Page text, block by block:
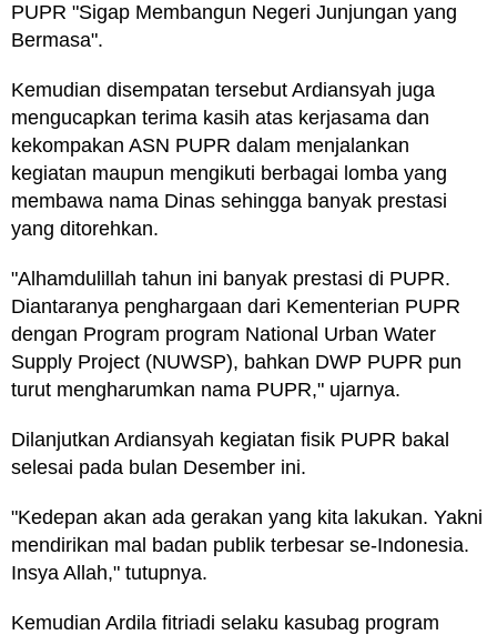
PUPR "Sigap Membangun Negeri Junjungan yang
Bermasa".
Kemudian disempatan tersebut Ardiansyah juga
mengucapkan terima kasih atas kerjasama dan
kekompakan ASN PUPR dalam menjalankan
kegiatan maupun mengikuti berbagai lomba yang
membawa nama Dinas sehingga banyak prestasi
yang ditorehkan.
"Alhamdulillah tahun ini banyak prestasi di PUPR.
Diantaranya penghargaan dari Kementerian PUPR
dengan Program program National Urban Water
Supply Project (NUWSP), bahkan DWP PUPR pun
turut mengharumkan nama PUPR," ujarnya.
Dilanjutkan Ardiansyah kegiatan fisik PUPR bakal
selesai pada bulan Desember ini.
"Kedepan akan ada gerakan yang kita lakukan. Yakni
mendirikan mal badan publik terbesar se-Indonesia.
Insya Allah," tutupnya.
Kemudian Ardila fitriadi selaku kasubag program